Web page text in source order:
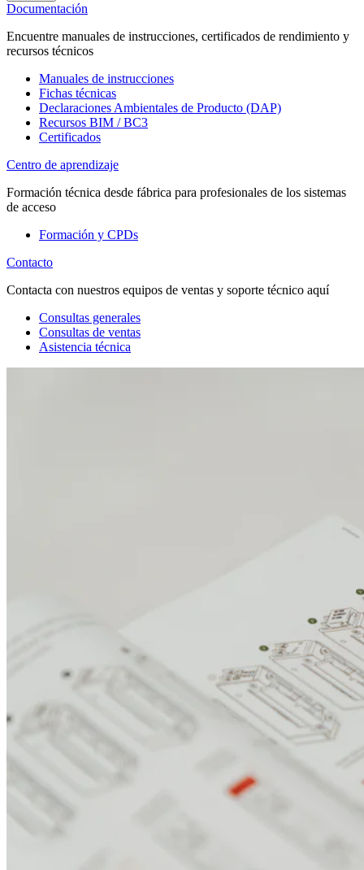
Documentación
Encuentre manuales de instrucciones, certificados de rendimiento y
recursos técnicos
Manuales de instrucciones
Fichas técnicas
Declaraciones Ambientales de Producto (DAP)
Recursos BIM / BC3
Certificados
Centro de aprendizaje
Formación técnica desde fábrica para profesionales de los sistemas
de acceso
Formación y CPDs
Contacto
Contacta con nuestros equipos de ventas y soporte técnico aquí
Consultas generales
Consultas de ventas
Asistencia técnica